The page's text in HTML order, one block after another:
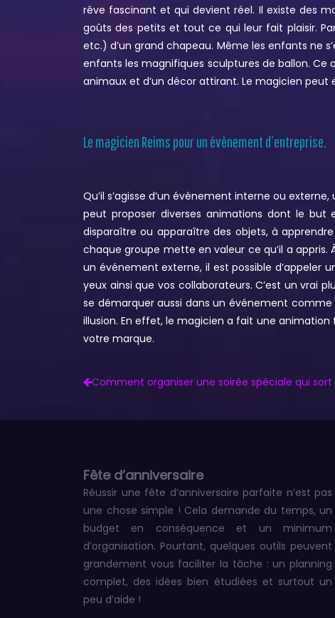
rêve fascinant et qui devient réel. Il existe des
goûts des petits et tout ce qui leur fait plaisir.
etc.) d’un grand chapeau. Même les enfants ne
enfants les magnifiques sculptures de ballon. Ce
animaux et d’un décor attirant. Le magicien
Le magicien Reims pour un évènement d’entreprise.
Qu’il s’agisse d’un événement interne ou
peut proposer diverses animations dont le
disparaître ou apparaître des objets, à
chaque groupe mette en valeur ce qu’il a
un événement externe, il est possible d’appeler
yeux ainsi que vos collaborateurs. C’est un vrai
se démarquer aussi dans un événement
illusion. En effet, le magicien a fait une
votre marque.
Comment organiser une soirée spéciale qui sort
Fête d’anniversaire
Réussir une fête d’anniversaire parfaite n’est pas
une chose simple ! Cela demande du temps, un
budget en conséquence et un minimum
d’organisation. Pourtant, quelques outils peuvent
grandement vous faciliter la tâche : un planning
complet, des idées bien étudiées et surtout un
peu d’aide !